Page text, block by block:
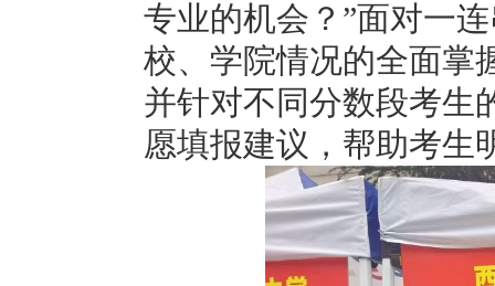
专业的机会？”面对一
校、学院情况的全面掌
并针对不同分数段考生
愿填报建议，帮助考生